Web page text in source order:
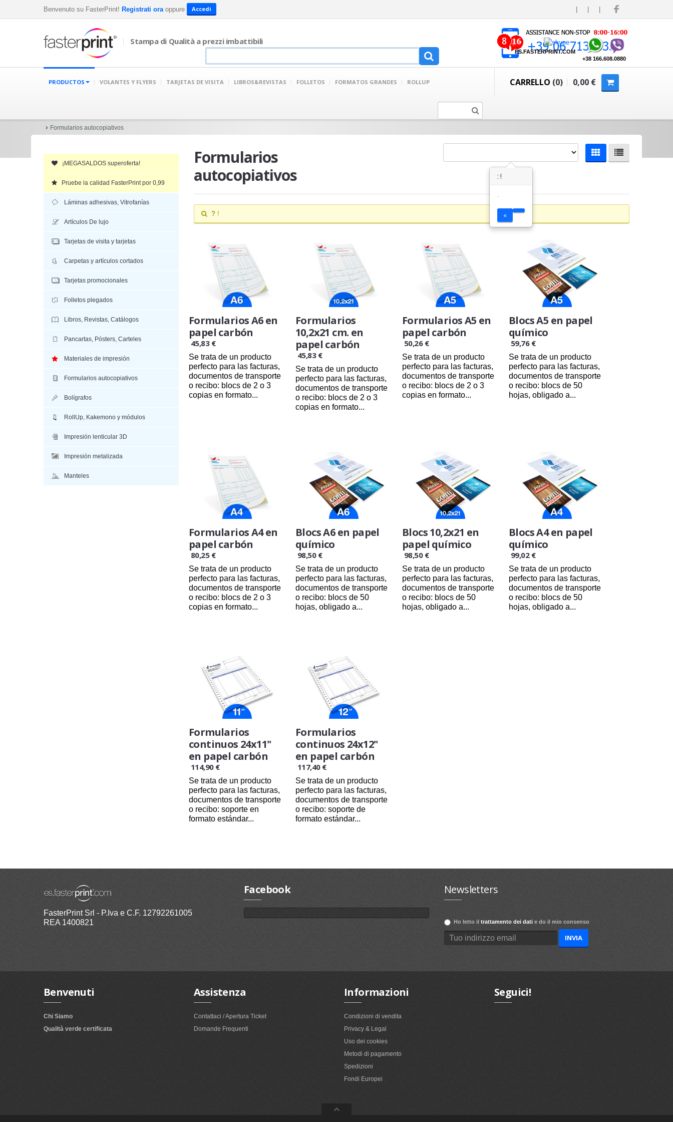
Benvenuto su FasterPrint! Registrati oraoppure Accedi
Stampa di Qualità a prezzi imbattibili
ES.FASTERPRINT.COM
+38 166.608.0880
PRODUCTOS VOLANTES Y FLYERS TARJETAS DE VISITA LIBROS&REVISTAS FOLLETOS FORMATOS GRANDES ROLLUP CARRELLO (0) 0,00 €
Formularios autocopiativos
¡MEGASALDOS superoferta!
Pruebe la calidad FasterPrint por 0,99
Láminas adhesivas, Vitrofanías
Artículos De lujo
Tarjetas de visita y tarjetas
Carpetas y artículos cortados
Tarjetas promocionales
Folletos plegados
Libros, Revistas, Catálogos
Pancartas, Pósters, Carteles
Materiales de impresión
Formularios autocopiativos
Bolígrafos
RollUp, Kakemono y módulos
Impresión lenticular 3D
Impresión metalizada
Manteles
Formularios
autocopiativos
? !
Formularios A6 en
papel carbón
45,83 €
Se trata de un producto
perfecto para las facturas,
documentos de transporte
o recibo: blocs de 2 o 3
copias en formato...
Formularios
10,2x21 cm. en
papel carbón
45,83 €
Se trata de un producto
perfecto para las facturas,
documentos de transporte
o recibo: blocs de 2 o 3
copias en formato...
Formularios A5 en
papel carbón
50,26 €
Se trata de un producto
perfecto para las facturas,
documentos de transporte
o recibo: blocs de 2 o 3
copias en formato...
Blocs A5 en papel
químico
59,76 €
Se trata de un producto
perfecto para las facturas,
documentos de transporte
o recibo: blocs de 50
hojas, obligado a...
Formularios A4 en
papel carbón
80,25 €
Se trata de un producto
perfecto para las facturas,
documentos de transporte
o recibo: blocs de 2 o 3
copias en formato...
Blocs A6 en papel
químico
98,50 €
Se trata de un producto
perfecto para las facturas,
documentos de transporte
o recibo: blocs de 50
hojas, obligado a...
Blocs 10,2x21 en
papel químico
98,50 €
Se trata de un producto
perfecto para las facturas,
documentos de transporte
o recibo: blocs de 50
hojas, obligado a...
Blocs A4 en papel
químico
99,02 €
Se trata de un producto
perfecto para las facturas,
documentos de transporte
o recibo: blocs de 50
hojas, obligado a...
Formularios
continuos 24x11''
en papel carbón
114,90 €
Se trata de un producto
perfecto para las facturas,
documentos de transporte
o recibo: soporte en
formato estándar...
Formularios
continuos 24x12''
en papel carbón
117,40 €
Se trata de un producto
perfecto para las facturas,
documentos de transporte
o recibo: soporte de
formato estándar...
FasterPrint Srl - P.Iva e C.F. 12792261005
REA 1400821
Facebook Newsletters
Ho letto il trattamento dei dati e do il mio consenso
Benvenuti
Chi Siamo
Qualità verde certificata
Assistenza
Contattaci / Apertura Ticket
Domande Frequenti
Informazioni
Condizioni di vendita
Privacy & Legal
Uso dei cookies
Metodi di pagamento
Spedizioni
Fondi Europei
Seguici!
: !
.
«